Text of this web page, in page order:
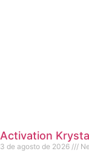
Activation
3 de agosto de 2026